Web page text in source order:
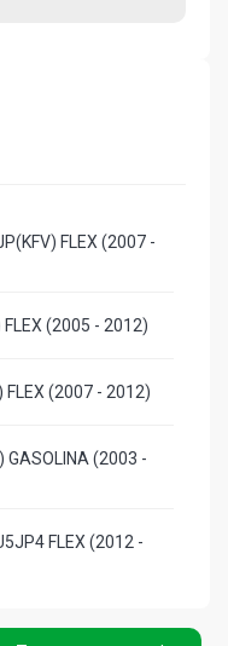
FLEX (2007 -
FLEX (2005 - 2012)
FLEX (2007 - 2012)
GASOLINA (2003 -
FLEX (2012 -
FLEX (2003 -